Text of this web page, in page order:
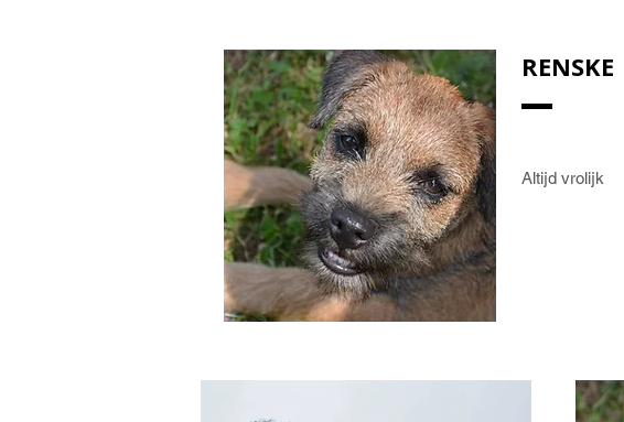
RENSKE
Altijd vrolijk